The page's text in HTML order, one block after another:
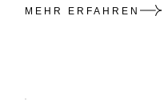
MEHR ERFAHREN